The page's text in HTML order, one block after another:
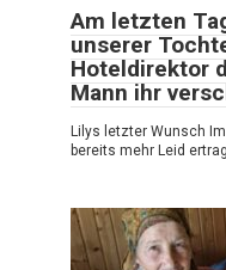
Am letzten
unserer
Hoteldirektor
Mann ihr
Lilys letzter Wunsch
bereits mehr Leid